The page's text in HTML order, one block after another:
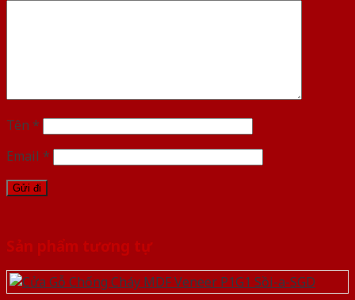
Tên *
Email *
Sản phẩm tương tự